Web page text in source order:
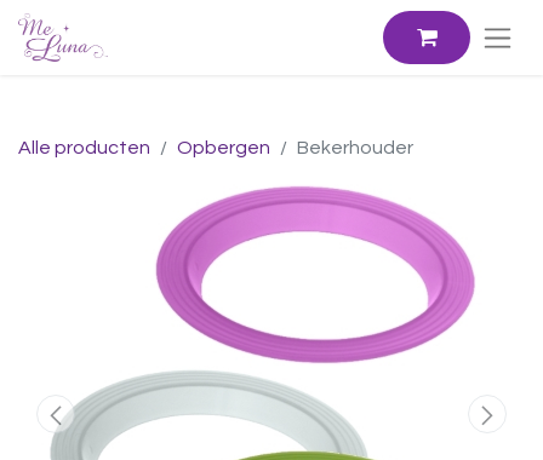
Alle producten Opbergen Bekerhouder